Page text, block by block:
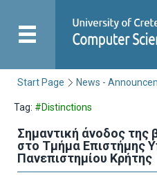
Start Page News -
Tag: #Distinctions
Σημαντική άνοδος της
στο Τμήμα Επιστήμης
Πανεπιστημίου Κρήτης